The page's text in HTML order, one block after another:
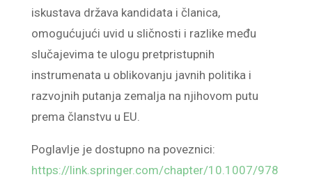
iskustava država kandidata i članica,
omogućujući uvid u sličnosti i razlike među
slučajevima te ulogu pretpristupnih
instrumenata u oblikovanju javnih politika i
razvojnih putanja zemalja na njihovom putu
prema članstvu u EU.
Poglavlje je dostupno na poveznici:
https://link.springer.com/chapter/10.1007/978